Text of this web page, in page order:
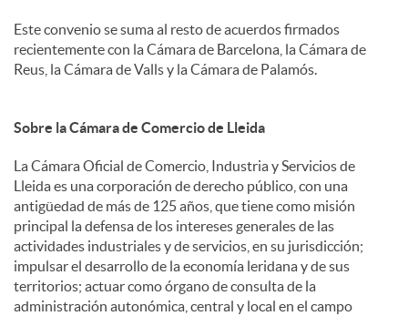
Este convenio se suma al resto de acuerdos firmados
recientemente con la Cámara de Barcelona, la Cámara de
Reus, la Cámara de Valls y la Cámara de Palamós.
Sobre la Cámara de Comercio de Lleida
La Cámara Oficial de Comercio, Industria y Servicios de
Lleida es una corporación de derecho público, con una
antigüedad de más de 125 años, que tiene como misión
principal la defensa de los intereses generales de las
actividades industriales y de servicios, en su jurisdicción;
impulsar el desarrollo de la economía leridana y de sus
territorios; actuar como órgano de consulta de la
administración autonómica, central y local en el campo